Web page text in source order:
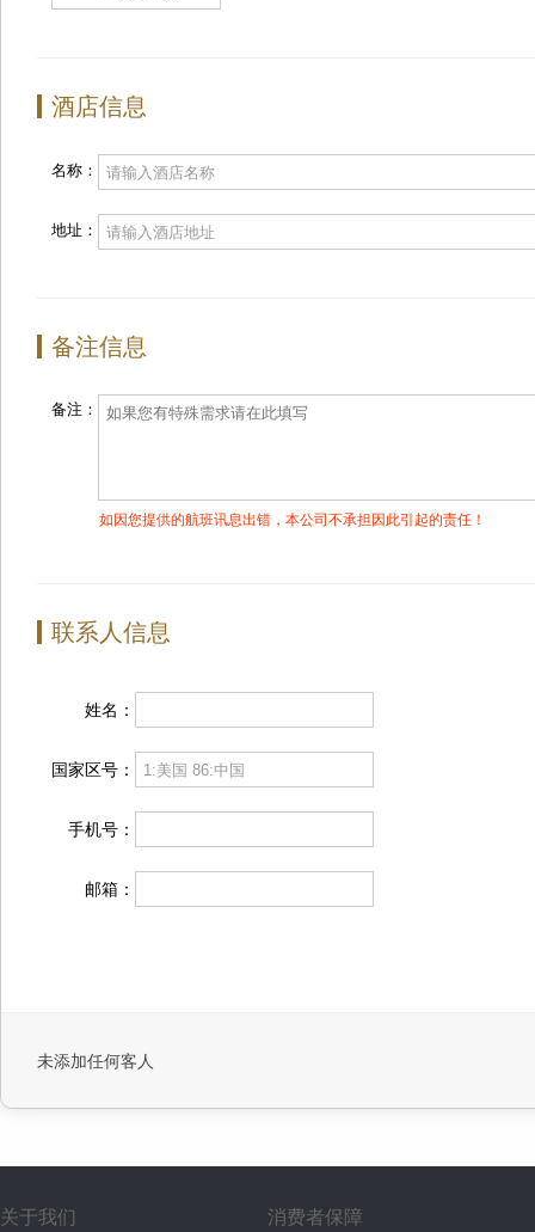
酒店信息
名称：
地址：
备注信息
备注：
如因您提供的航班讯息出错，本公司不承担因此引起的责任！
联系人信息
姓名：
国家区号：
手机号：
邮箱：
未添加任何客人
关于我们 消费者保障